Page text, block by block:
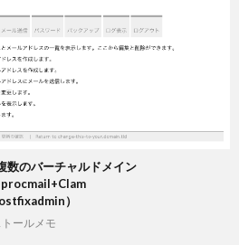
数のバーチャルドメイン
）
ールメモ